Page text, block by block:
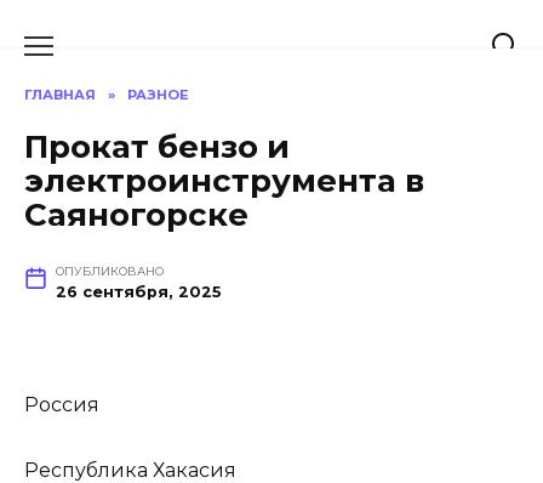
ГЛАВНАЯ » РАЗНОЕ
Прокат бензо и
электроинструмента в
Саяногорске
ОПУБЛИКОВАНО
26 сентября, 2025
Россия
Республика Хакасия